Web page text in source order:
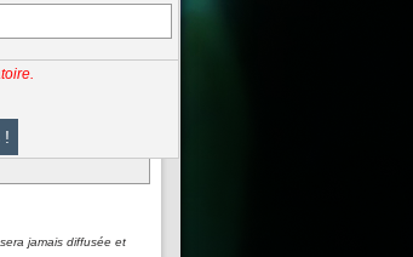
jamais diffusée et